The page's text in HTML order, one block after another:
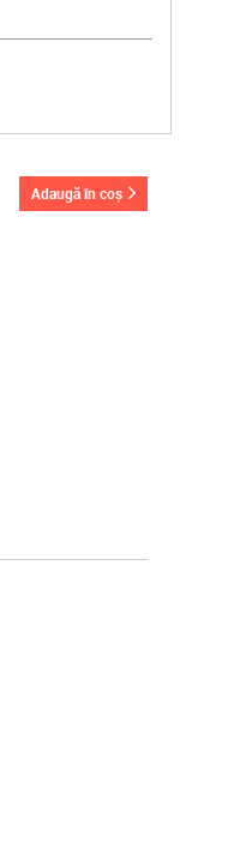
adaugă în coș